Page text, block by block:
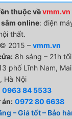
thuộc vềvmm.vn
online: điện
thất.
2015 – vmm.vn
8h sáng – 21h tối
phố Lĩnh Nam,
Hà Nội
0963 84 5533
án: 0972 80 6638
– Giá tốt – Bảo